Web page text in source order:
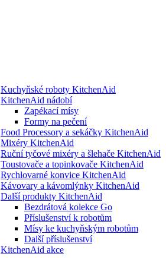
Kuchyňské roboty KitchenAid
KitchenAid nádobí
Zapékací mísy
Formy na pečení
Food Processory a sekáčky KitchenAid
Mixéry KitchenAid
Ruční tyčové mixéry a šlehače KitchenAid
Toustovače a topinkovače KitchenAid
Rychlovarné konvice KitchenAid
Kávovary a kávomlýnky KitchenAid
Další produkty KitchenAid
Bezdrátová kolekce Go
Příslušenství k robotům
Mísy ke kuchyňským robotům
Další příslušenství
KitchenAid akce